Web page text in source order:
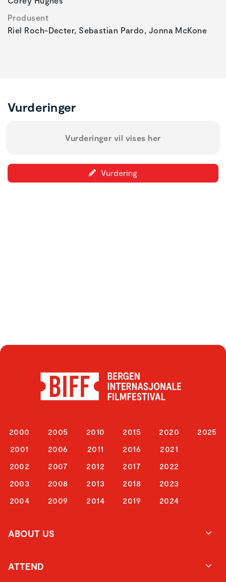
Produsent
Riel Roch-Decter, Sebastian Pardo, Jonna McKone
Vurderinger
Vurderinger vil vises her
Vurdering
2000
2001
2002
2003
2004
2005
2006
2007
2008
2009
2010
2011
2012
2013
2014
2015
2016
2017
2018
2019
2020
2021
2022
2023
2024
2025
ABOUT US
ATTEND